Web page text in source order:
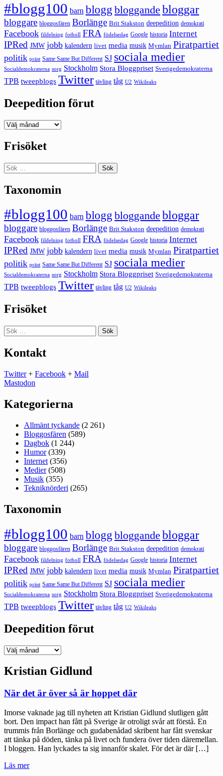
#blogg100 barn blogg bloggande bloggar
bloggare bloggosfären Borlänge Brit Stakston deepedition demokrati
Facebook fildelning fotboll FRA födelsedag Google historia Internet
IPRed JMW jobb kalendern livet media musik Mymlan Piratpartiet
politik präst Same Same But Different SJ sociala medier
Socialdemokraterna sorg Stockholm Stora Bloggpriset Sverigedemokraterna
TPB tweepblogs Twitter tävling tåg U2 Wikileaks
Deepedition förut
Deepedition
Frisöket
Sök
efter:
Taxonomin
#blogg100 barn blogg bloggande bloggar
bloggare bloggosfären Borlänge Brit Stakston deepedition demokrati
Facebook fildelning fotboll FRA födelsedag Google historia Internet
IPRed JMW jobb kalendern livet media musik Mymlan Piratpartiet
politik präst Same Same But Different SJ sociala medier
Socialdemokraterna sorg Stockholm Stora Bloggpriset Sverigedemokraterna
TPB tweepblogs Twitter tävling tåg U2 Wikileaks
Frisöket
Sök
efter:
Kontakt
Twitter+ Facebook + Mail
Mastodon
Kategorierna
Allmänt tyckande (2 261)
Bloggosfären (589)
Dagbok (1 244)
Humor(339)
Internet (356)
Medier(508)
Musik (355)
Tekniknörderi (265)
Taxonomin
#blogg100 barn blogg bloggande bloggar
bloggare bloggosfären Borlänge Brit Stakston deepedition demokrati
Facebook fildelning fotboll FRA födelsedag Google historia Internet
IPRed JMW jobb kalendern livet media musik Mymlan Piratpartiet
politik präst Same Same But Different SJ sociala medier
Socialdemokraterna sorg Stockholm Stora Bloggpriset Sverigedemokraterna
TPB tweepblogs Twitter tävling tåg U2 Wikileaks
Deepedition förut
Deepedition
Kristian Gidlund
När det är över så är hoppet där
Imorse vaknade jag till nyheten att Kristian Gidlund slutligen gått
bort. Den impact han fått på Sverige är otroligt svår att förstå. En
trummis från Borlänge och gudabenådad skribent har fått svenskar
att tänka på döden, tänka på livet och fundera över tiden däremellan.
I bloggen. Han lyckades ta sig innanför skalet. För det är där […]
Läs mer"När